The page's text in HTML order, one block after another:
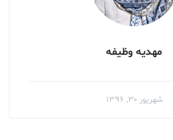
مهدیه وظیفه
شهریور ۳۰, ۱۳۹۶